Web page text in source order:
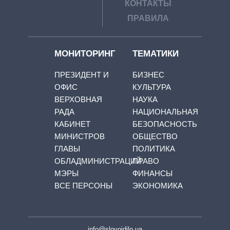
КОНТАКТЫ
ПРАВИЛА
МОНИТОРИНГ
ПРЕЗИДЕНТ И
ОФИС
ВЕРХОВНАЯ
РАДА
КАБИНЕТ
МИНИСТРОВ
ГЛАВЫ
ОБЛАДМИНИСТРАЦИЙ
МЭРЫ
ВСЕ ПЕРСОНЫ
ТЕМАТИКИ
БИЗНЕС
КУЛЬТУРА
НАУКА
НАЦИОНАЛЬНАЯ
БЕЗОПАСНОСТЬ
ОБЩЕСТВО
ПОЛИТИКА
ПРАВО
ФИНАНСЫ
ЭКОНОМИКА